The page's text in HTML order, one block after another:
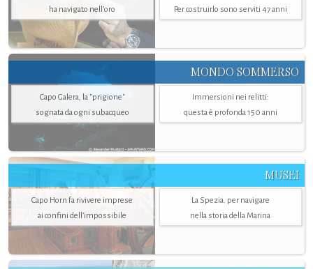
ha navigato nell’oro
Per costruirlo sono serviti 47 anni
MONDO SOMMERSO
Capo Galera, la "prigione"
sognata da ogni subacqueo
Immersioni nei relitti:
questa è profonda 150 anni
MUSEI
Capo Horn fa rivivere imprese
ai confini dell’impossibile
La Spezia. per navigare
nella storia della Marina